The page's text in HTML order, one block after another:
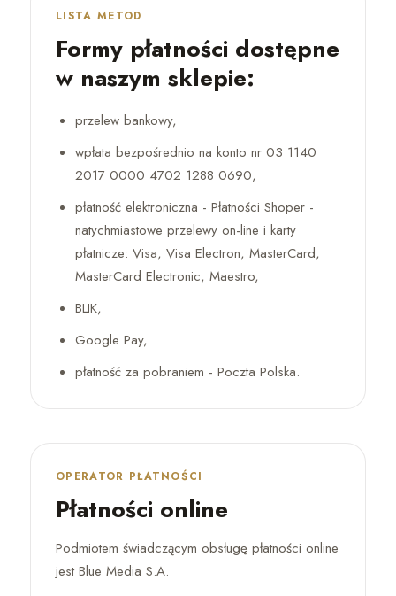
LISTA METOD
Formy płatności dostępne
w naszym sklepie:
przelew bankowy,
wpłata bezpośrednio na konto nr 03 1140
2017 0000 4702 1288 0690,
płatność elektroniczna - Płatności Shoper -
natychmiastowe przelewy on-line i karty
płatnicze: Visa, Visa Electron, MasterCard,
MasterCard Electronic, Maestro,
BLIK,
Google Pay,
płatność za pobraniem - Poczta Polska.
OPERATOR PŁATNOŚCI
Płatności online
Podmiotem świadczącym obsługę płatności online
jest Blue Media S.A.